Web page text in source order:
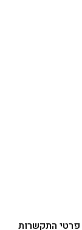
פרטי התקשרות